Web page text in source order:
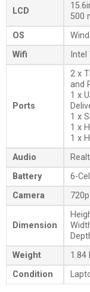
LCD
500
OS
Wifi
Ports
2 x
and
1 x
1 x
1 x
1 x
Audio
Battery
6-
Camera
Dimension
Weight
1.84
Condition